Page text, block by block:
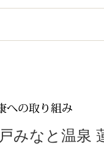
みなと温泉